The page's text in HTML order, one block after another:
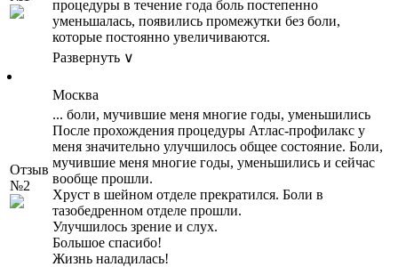
процедуры в течение года боль постепенно
уменьшалась, появились промежутки без боли,
которые постоянно увеличиваются.
Развернуть ∨
Отзыв
№2
Москва
... боли, мучившие меня многие годы, уменьшились
После прохождения процедуры Атлас-профилакс у
меня значительно улучшилось общее состояние. Боли,
мучившие меня многие годы, уменьшились и сейчас
вообще прошли.
Хруст в шейном отделе прекратился. Боли в
тазобедренном отделе прошли.
Улучшилось зрение и слух.
Большое спасибо!
Жизнь наладилась!